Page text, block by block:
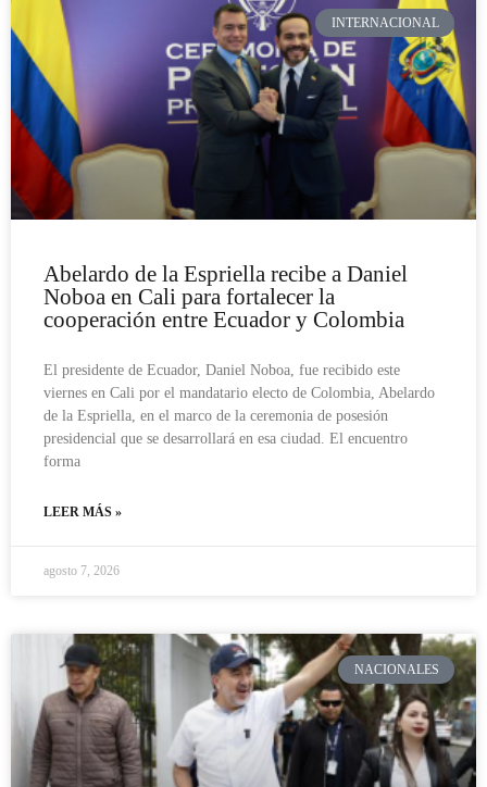
INTERNACIONAL
Abelardo de la Espriella recibe a Daniel
Noboa en Cali para fortalecer la
cooperación entre Ecuador y Colombia
El presidente de Ecuador, Daniel Noboa, fue recibido este
viernes en Cali por el mandatario electo de Colombia, Abelardo
de la Espriella, en el marco de la ceremonia de posesión
presidencial que se desarrollará en esa ciudad. El encuentro
forma
LEER MÁS »
agosto 7, 2026
NACIONALES